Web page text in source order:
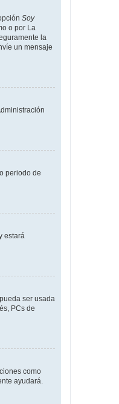
Soy
o por La
la
un mensaje
periodo de
estará
ser usada
PCs de
como
ayudará.